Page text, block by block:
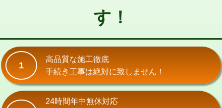
交換・取付(単水栓（壁付・デッキ
式・ワンホール）)
交換・取付(排水栓・排水トラップ
（P/S/ポップアップ））
22,000円+材料費
交換・取付（その他部品）
す！
1
高品質な施工徹底
手続き工事は絶対に致しません！
24時間年中無休対応